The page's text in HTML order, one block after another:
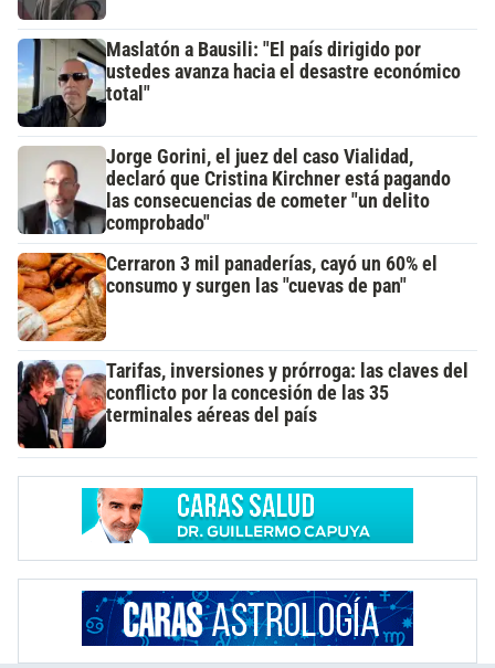
Maslatón a Bausili: "El país dirigido por
ustedes avanza hacia el desastre económico
total"
Jorge Gorini, el juez del caso Vialidad,
declaró que Cristina Kirchner está pagando
las consecuencias de cometer "un delito
comprobado"
Cerraron 3 mil panaderías, cayó un 60% el
consumo y surgen las "cuevas de pan"
Tarifas, inversiones y prórroga: las claves del
conflicto por la concesión de las 35
terminales aéreas del país